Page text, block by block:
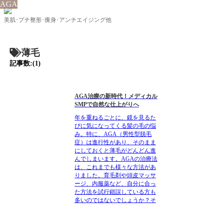
美肌･プチ整形･痩身･アンチエイジング他
薄毛
記事数:(1)
AGA
AGA治療の新時代！メディカル
SMPで自然な仕上がりへ
年を重ねるごとに、鏡を見るた
びに気になってくる髪の毛の悩
み。特に、AGA（男性型脱毛
症）は進行性があり、そのまま
にしておくと薄毛がどんどん進
んでしまいます。AGAの治療法
は、これまでも様々な方法があ
りました。育毛剤や頭皮マッサ
ージ、内服薬など、自分に合っ
た方法を試行錯誤している方も
多いのではないでしょうか？そ